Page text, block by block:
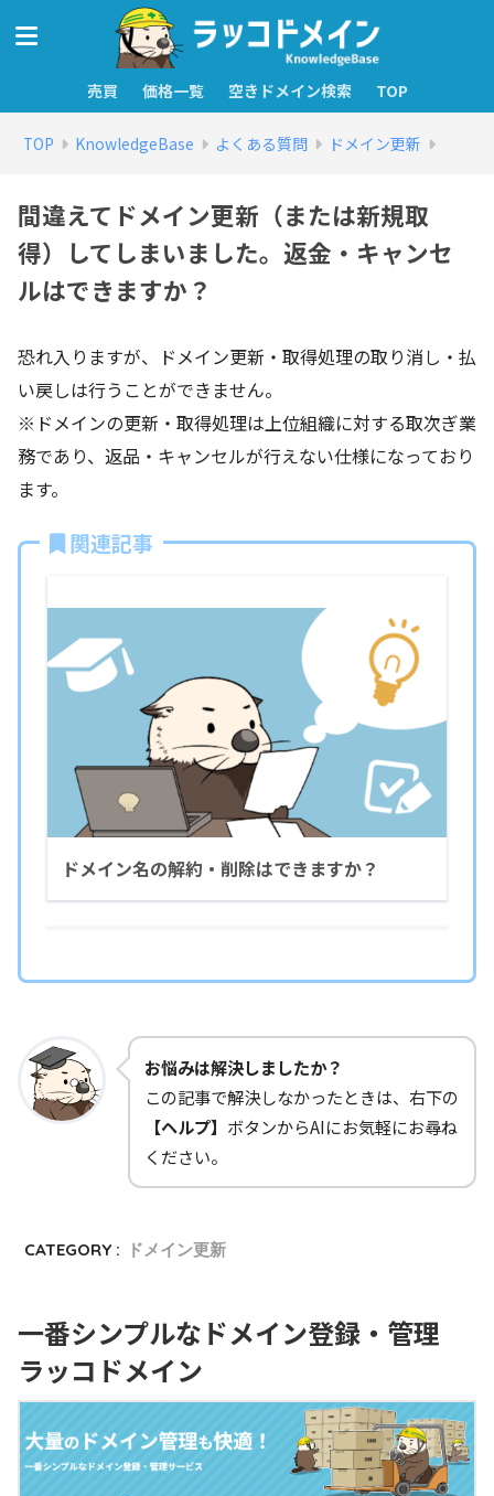
売買 価格一覧 空きドメイン検索 TOP
TOP KnowledgeBase よくある質問 ドメイン更新
間違えてドメイン更新（または新規取
得）してしまいました。返金・キャンセ
ルはできますか？
恐れ入りますが、ドメイン更新・取得処理の取り消し・払
い戻しは行うことができません。
※ドメインの更新・取得処理は上位組織に対する取次ぎ業
務であり、返品・キャンセルが行えない仕様になっており
ます。
関連記事
ドメイン名の解約・削除はできますか？
お悩みは解決しましたか？
この記事で解決しなかったときは、右下の
【ヘルプ】 ボタンからAIにお気軽にお尋ね
ください。
CATEGORY : ドメイン更新
一番シンプルなドメイン登録・管理
ラッコドメイン